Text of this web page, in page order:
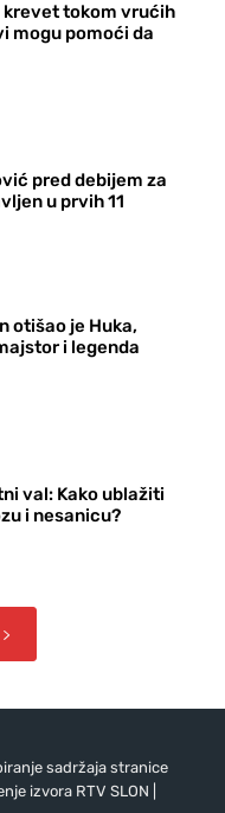
krevet tokom vrućih
mogu pomoći da
pred debijem za
u prvih 11
otišao je Huka,
i legenda
val: Kako ublažiti
i nesanicu?
sadržaja stranice
izvora RTV SLON |